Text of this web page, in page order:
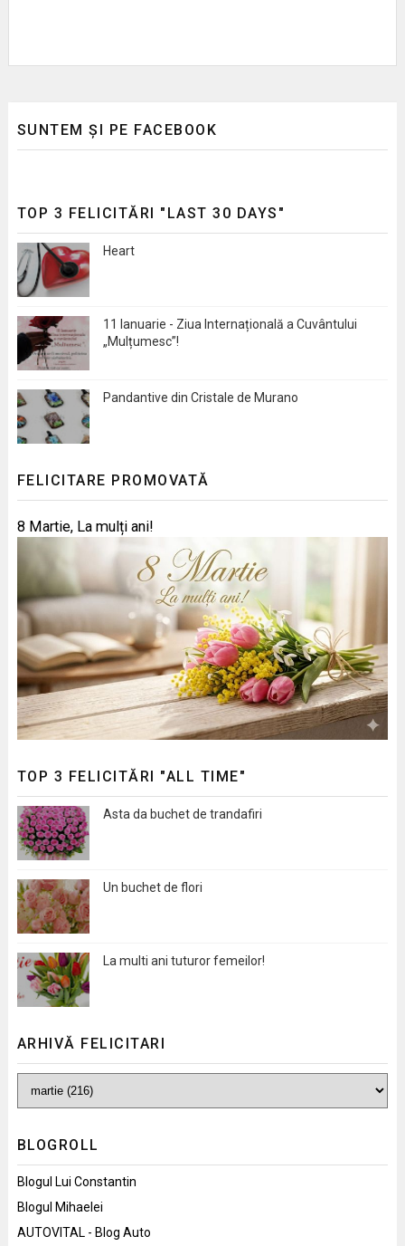
SUNTEM ȘI PE FACEBOOK
TOP 3 FELICITĂRI "LAST 30 DAYS"
Heart
11 Ianuarie - Ziua Internațională a Cuvântului
„Mulțumesc”!
Pandantive din Cristale de Murano
FELICITARE PROMOVATĂ
8 Martie, La mulți ani!
TOP 3 FELICITĂRI "ALL TIME"
Asta da buchet de trandafiri
Un buchet de flori
La multi ani tuturor femeilor!
ARHIVĂ FELICITARI
BLOGROLL
Blogul Lui Constantin
Blogul Mihaelei
AUTOVITAL - Blog Auto